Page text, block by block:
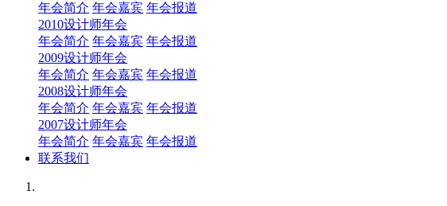
年会简介 年会嘉宾 年会报道
2010设计师年会
年会简介 年会嘉宾 年会报道
2009设计师年会
年会简介 年会嘉宾 年会报道
2008设计师年会
年会简介 年会嘉宾 年会报道
2007设计师年会
年会简介 年会嘉宾 年会报道
联系我们